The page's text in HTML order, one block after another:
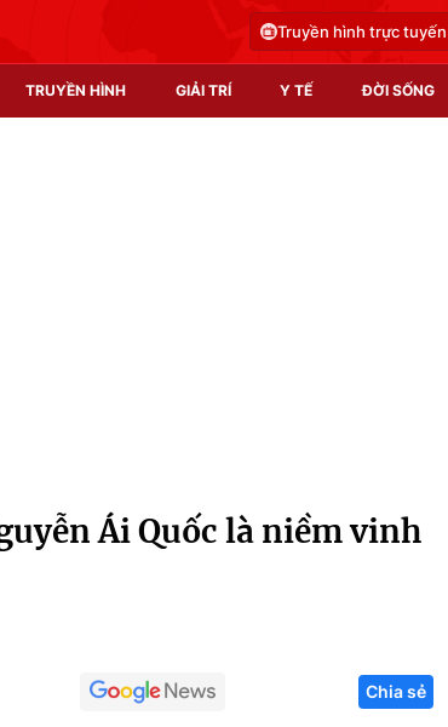
Truyền hình trực tuyến
TRUYỀN HÌNH GIẢI TRÍ Y TẾ ĐỜI SỐNG
Infographic
Tuyển sinh
Hitech Công
Ái Quốc là niềm vinh
Chia sẻ